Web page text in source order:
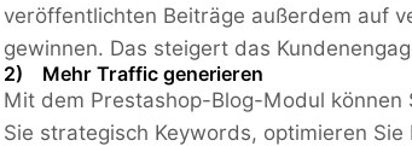
veröffentlichten Beiträge außerdem auf
gewinnen. Das steigert das
2) Mehr Traffic generieren
Mit dem Prestashop-Blog-Modul können
Sie strategisch Keywords, optimieren